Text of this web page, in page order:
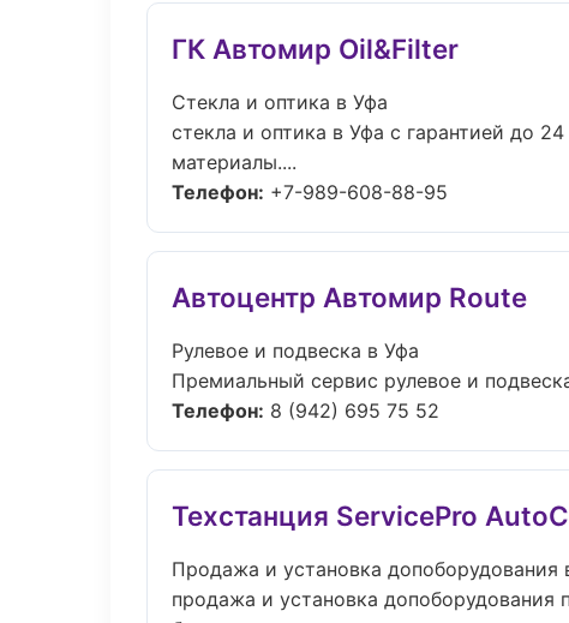
ГК Автомир Oil&Filter
Стекла и оптика в Уфа
стекла и оптика в Уфа с гарантией до
материалы....
Телефон: +7-989-608-88-95
Автоцентр Автомир Route
Рулевое и подвеска в Уфа
Премиальный сервис рулевое и
Телефон: 8 (942) 695 75 52
Техстанция ServicePro
Продажа и установка допоборудования
продажа и установка допоборудования